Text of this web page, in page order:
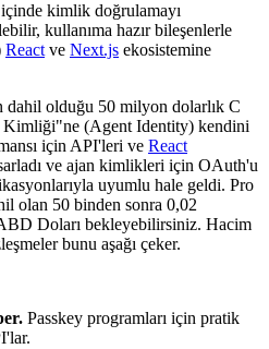
kimlik doğrulamayı
kullanıma hazır bileşenlerle
React ve Next.js ekosistemine
olduğu 50 milyon dolarlık C
Kimliği"ne (Agent Identity) kendini
için API'leri ve React
ve ajan kimlikleri için OAuth'u
uyumlu hale geldi. Pro
olan 50 binden sonra 0,02
Doları bekleyebilirsiniz. Hacim
bunu aşağı çeker.
. Passkey programları için pratik